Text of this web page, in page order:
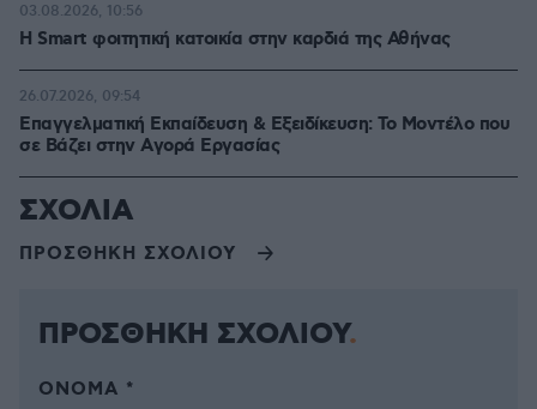
Η Smart φοιτητική κατοικία στην καρδιά της Αθήνας
03.08.2026, 10:56
Επαγγελματική Εκπαίδευση & Εξειδίκευση: Το Mοντέλο που
σε Bάζει στην Aγορά Eργασίας
26.07.2026, 09:54
ΣΧΟΛΙΑ
ΠΡΟΣΘΗΚΗ ΣΧΟΛΙΟΥ
ΠΡΟΣΘΗΚΗ ΣΧΟΛΙΟΥ
ΌΝΟΜΑ *